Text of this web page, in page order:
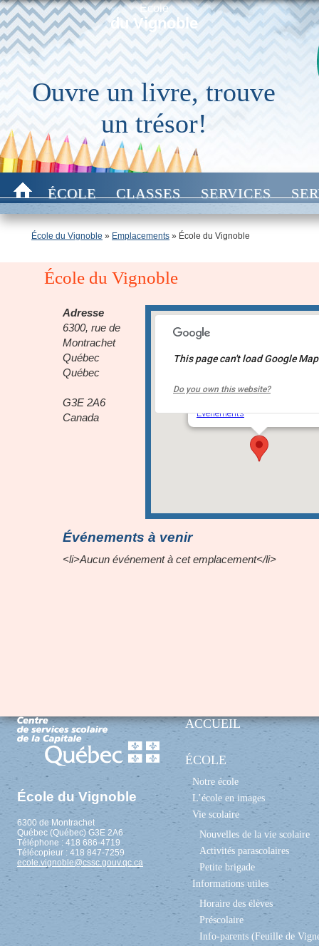
École
du Vignoble
Ouvre un livre, trouve
un trésor!
ÉCOLE CLASSES SERVICES
École du Vignoble » Emplacements » École du Vignoble
École du Vignoble
École du Vignoble
Événements
This page can't load Google
Do you own this website?
Adresse
6300, rue de
Montrachet
Québec
Québec
G3E 2A6
Canada
Événements à venir
<li>Aucun événement à cet emplacement</li>
École du Vignoble
6300 de Montrachet
Québec (Québec) G3E 2A6
Téléphone : 418 686-4719
Télécopieur : 418 847-7259
ecole.vignoble@cssc.gouv.qc.ca
ACCUEIL
ÉCOLE
Notre école
L’école en images
Vie scolaire
Nouvelles de la vie scolaire
Activités parascolaires
Petite brigade
Informations utiles
Horaire des élèves
Préscolaire
Info-parents (Feuille de